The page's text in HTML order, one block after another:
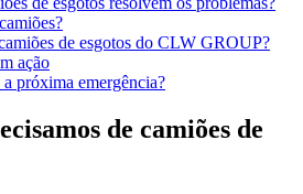
de esgotos do CLW GROUP?
ação
próxima emergência?
de camiões de